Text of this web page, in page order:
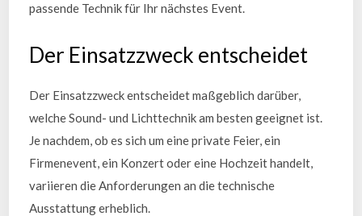
passende Technik für Ihr nächstes Event.
Der Einsatzzweck entscheidet
Der Einsatzzweck entscheidet maßgeblich darüber,
welche Sound- und Lichttechnik am besten geeignet ist.
Je nachdem, ob es sich um eine private Feier, ein
Firmenevent, ein Konzert oder eine Hochzeit handelt,
variieren die Anforderungen an die technische
Ausstattung erheblich.